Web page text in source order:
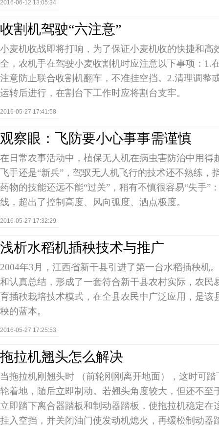
2016-06-12 13:05:34
收割机驾驶“六注意”
小麦机收战即将打响，为了保证小麦机收的快捷和高
全，农机手在驾驶小麦收割机时应注意以下事项：1.
注意防止联合收割机翻车，不准挂空挡。2.清理调整
运转后进行，在割台下工作时应将割台支牢。
2016-05-27 17:41:58
观察眼：飞防要小心事事需谨慎
在日常农事活动中，植保无人机在病虫害防治中用得
飞手还是“新兵”，驾驭无人机飞行的技术还不熟练，
药物的技能还远不能“过关”，稍有不慎很容易“失手”
线，超出了控制高度、风向弧度、洒点极度。
2016-05-27 17:32:29
浅析水稻机插秧技术与推广
2004年3月，江西省新干县引进了第一台水稻插秧机
和认真总结，形成了一套符合新干县农村实际，农民
育插秧栽培技术模式，在全县农民中广泛应用，是该
秧的蓝本。
2016-05-27 17:25:53
拖拉机翘头怎么解决
当拖拉机刚翘头时 （前轮刚刚离开地面），这时可
轮着地，随后立即制动。若翘头角度较大，但还不至
立即踏下离合器踏板和制动器踏板，使拖拉机稳定在
挂入空挡，并关闭油门使发动机熄火，再缓松制动器